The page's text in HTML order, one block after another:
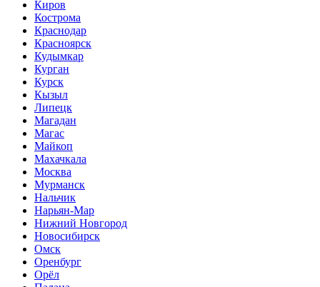
Киров
Кострома
Краснодар
Красноярск
Кудымкар
Курган
Курск
Кызыл
Липецк
Магадан
Магас
Майкоп
Махачкала
Москва
Мурманск
Нальчик
Нарьян-Мар
Нижний Новгород
Новосибирск
Омск
Оренбург
Орёл